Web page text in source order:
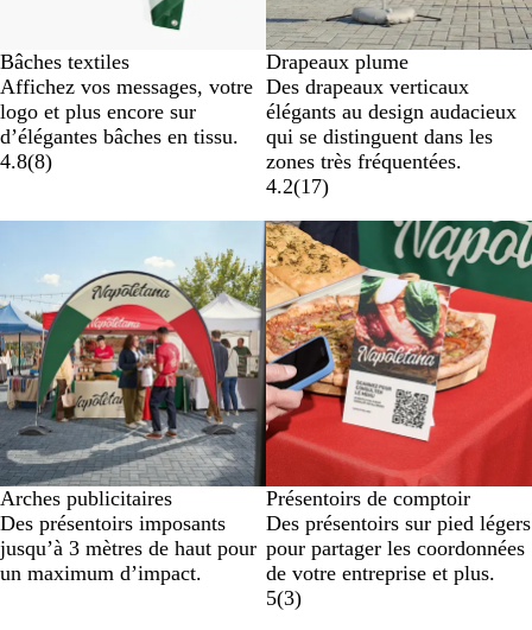
Bâches textiles
Affichez vos messages, votre
logo et plus encore sur
d’élégantes bâches en tissu.
4.8(8)
Drapeaux plume
Des drapeaux verticaux
élégants au design audacieux
qui se distinguent dans les
zones très fréquentées.
4.2(17)
Arches publicitaires
Des présentoirs imposants
jusqu’à 3 mètres de haut pour
un maximum d’impact.
Présentoirs de comptoir
Des présentoirs sur pied légers
pour partager les coordonnées
de votre entreprise et plus.
5(3)